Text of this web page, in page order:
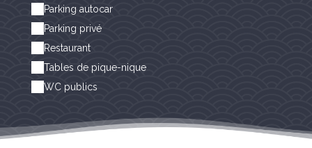
Parking autocar
Parking privé
Restaurant
Tables de pique-nique
WC publics